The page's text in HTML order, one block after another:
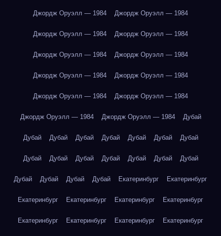
Джордж Оруэлл — 1984 Джордж Оруэлл — 1984
Джордж Оруэлл — 1984 Джордж Оруэлл — 1984
Джордж Оруэлл — 1984 Джордж Оруэлл — 1984
Джордж Оруэлл — 1984 Джордж Оруэлл — 1984
Джордж Оруэлл — 1984 Джордж Оруэлл — 1984
Джордж Оруэлл — 1984 Джордж Оруэлл — 1984 Дубай
Дубай Дубай Дубай Дубай Дубай Дубай Дубай
Дубай Дубай Дубай Дубай Дубай Дубай Дубай
Дубай Дубай Дубай Дубай Екатеринбург Екатеринбург
Екатеринбург Екатеринбург Екатеринбург Екатеринбург
Екатеринбург Екатеринбург Екатеринбург Екатеринбург